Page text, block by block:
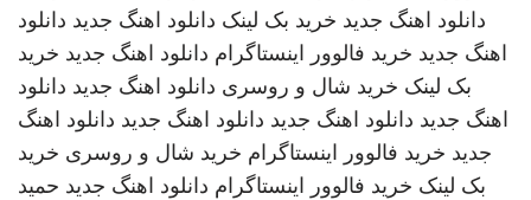
دانلود اهنگ جدید خرید بک لینک دانلود اهنگ جدید دانلود
اهنگ جدید خرید فالوور اینستاگرام دانلود اهنگ جدید خرید
بک لینک خرید شال و روسری دانلود اهنگ جدید دانلود
اهنگ جدید دانلود اهنگ جدید دانلود اهنگ جدید دانلود اهنگ
جدید خرید فالوور اینستاگرام خرید شال و روسری خرید
بک لینک خرید فالوور اینستاگرام دانلود اهنگ جدید حمید